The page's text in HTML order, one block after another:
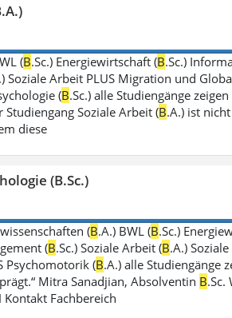
(B.Sc.) Energiewirtschaft (B.Sc.)
Soziale Arbeit PLUS Migration und
(B.Sc.) alle Studiengänge
Studiengang Soziale Arbeit (B.A.) ist
diese
(B.Sc.)
(B.A.) BWL (B.Sc.)
(B.Sc.) Soziale Arbeit (B.A.)
Psychomotorik (B.A.) alle Studiengänge
Mitra Sanadjian, Absolventin B.Sc.
Fachbereich